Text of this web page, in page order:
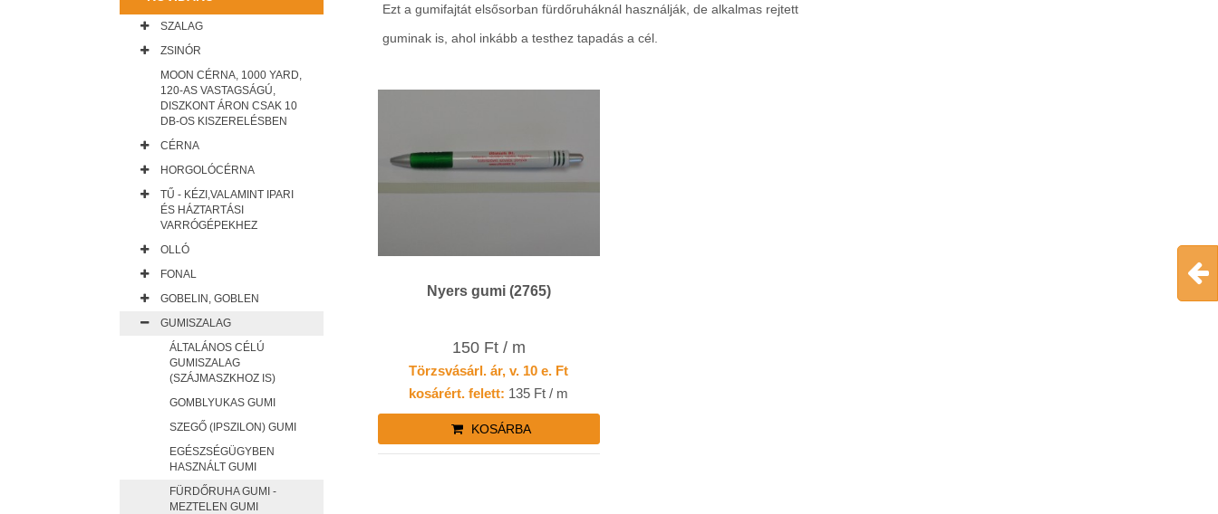
Ezt a gumifajtát elsősorban fürdőruháknál használják, de alkalmas rejtett
guminak is, ahol inkább a testhez tapadás a cél.
Nyers gumi (2765)
150 Ft / m
Törzsvásárl. ár, v. 10 e. Ft
kosárért. felett: 135 Ft / m
KOSÁRBA
SZALAG
ZSINÓR
MOON CÉRNA, 1000 YARD,
120-AS VASTAGSÁGÚ,
DISZKONT ÁRON CSAK 10
DB-OS KISZERELÉSBEN
CÉRNA
HORGOLÓCÉRNA
TŰ - KÉZI,VALAMINT IPARI
ÉS HÁZTARTÁSI
VARRÓGÉPEKHEZ
OLLÓ
FONAL
GOBELIN, GOBLEN
GUMISZALAG
ÁLTALÁNOS CÉLÚ
GUMISZALAG
(SZÁJMASZKHOZ IS)
GOMBLYUKAS GUMI
SZEGŐ (IPSZILON) GUMI
EGÉSZSÉGÜGYBEN
HASZNÁLT GUMI
FÜRDŐRUHA GUMI -
MEZTELEN GUMI